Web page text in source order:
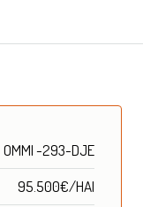
OMMI -293-DJE
95.500€/HAI